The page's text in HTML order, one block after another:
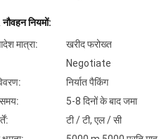
नियमों:
मात्रा:
खरीद फरोख्त
Negotiate
निर्यात पैकिंग
5-8 दिनों के बाद जमा
टी / टी, एल / सी